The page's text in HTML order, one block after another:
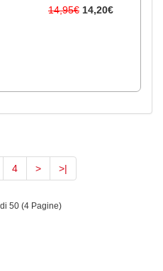
14,95€ 14,20€
4 > >|
50 (4 Pagine)